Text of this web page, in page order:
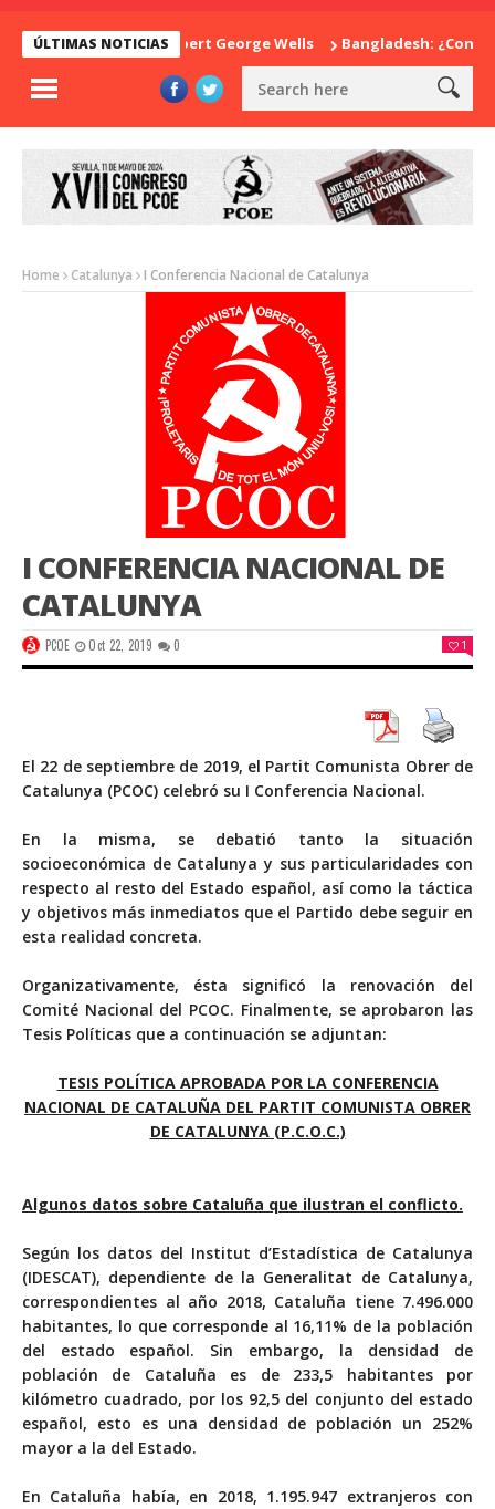
ÚLTIMAS NOTICIAS
de Herbert George Wells Bangladesh: ¿Continuidad o
Home Catalunya I Conferencia Nacional de Catalunya
I CONFERENCIA NACIONAL DE
CATALUNYA
PCOE Oct 22, 2019 0 1
El 22 de septiembre de 2019, el Partit Comunista Obrer de
Catalunya (PCOC) celebró su I Conferencia Nacional.
En la misma, se debatió tanto la situación
socioeconómica de Catalunya y sus particularidades con
respecto al resto del Estado español, así como la táctica
y objetivos más inmediatos que el Partido debe seguir en
esta realidad concreta.
Organizativamente, ésta significó la renovación del
Comité Nacional del PCOC. Finalmente, se aprobaron las
Tesis Políticas que a continuación se adjuntan:
TESIS POLÍTICA APROBADA POR LA CONFERENCIA
NACIONAL DE CATALUÑA DEL PARTIT COMUNISTA OBRER
DE CATALUNYA (P.C.O.C.)
Algunos datos sobre Cataluña que ilustran el conflicto.
Según los datos del Institut d’Estadística de Catalunya
(IDESCAT), dependiente de la Generalitat de Catalunya,
correspondientes al año 2018, Cataluña tiene 7.496.000
habitantes, lo que corresponde al 16,11% de la población
del estado español. Sin embargo, la densidad de
población de Cataluña es de 233,5 habitantes por
kilómetro cuadrado, por los 92,5 del conjunto del estado
español, esto es una densidad de población un 252%
mayor a la del Estado.
En Cataluña había, en 2018, 1.195.947 extranjeros con